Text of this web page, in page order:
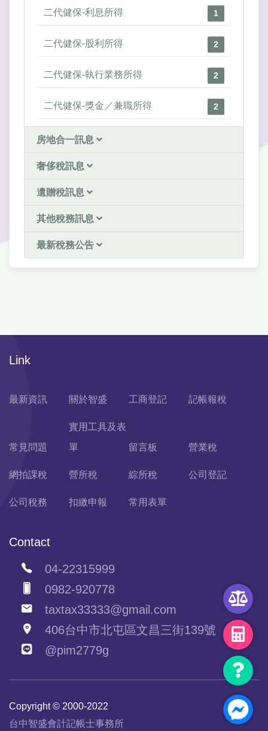
二代健保-利息所得 1
二代健保-股利所得 2
二代健保-執行業務所得 2
二代健保-獎金／兼職所得 2
房地合一訊息
奢侈稅訊息
遺贈稅訊息
其他稅務訊息
最新稅務公告
Link
最新資訊 關於智盛 工商登記 記帳報稅
常見問題
實用工具及表
單
留言板 營業稅
網拍課稅 營所稅 綜所稅 公司登記
公司稅務 扣繳申報 常用表單
Contact
04-22315999
0982-920778
taxtax33333@gmail.com
406台中市北屯區文昌三街139號
@pim2779g
Copyright © 2000-2022
台中智盛會計記帳士事務所